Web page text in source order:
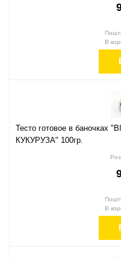
В
Тесто готовое в
КУКУРУЗА" 100гр.
В